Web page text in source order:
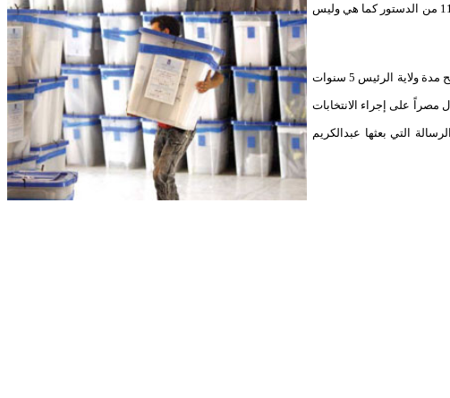
أفادت المعارضة اليمنية أنها تلقت رسالة من حزب المؤتمر الشعبي العام الذي يتزعمه الرئيس علي عبدالله صالح تعرض فيها رغبة الحزب الحاكم بإبقاء المادة 112 من الدستور كما هي وليس
ما يعني تخلي الحزب الحاكم عما صار يعرف بـ”قلع عداد الرئاسة” والتمديد لبقاء صالح رئيساً مدى الحياة، وان هذا المقترح جاء في سياق تعديل المادة 112 لتصبح مدة ولاية الرئيس 5 سنوات
التعديل سيكون سارياً بعد 2013. وأشار إلى أن المؤتمر ما زال مصراً على إجراء الانتخابات
التي بعثها عبدالكريم